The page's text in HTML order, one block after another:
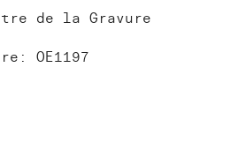
de la Gravure
OE1197